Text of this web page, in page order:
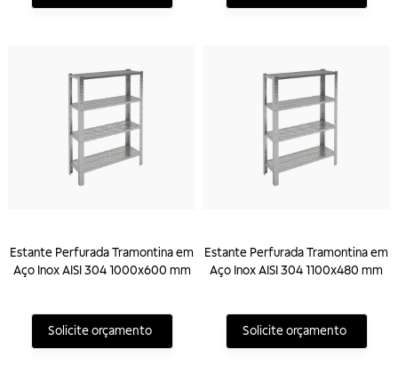
Estante Perfurada Tramontina em
Aço Inox AISI 304 1000x600 mm
Solicite orçamento
Estante Perfurada Tramontina em
Aço Inox AISI 304 1100x480 mm
Solicite orçamento